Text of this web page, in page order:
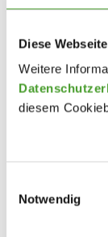
Diese
Weitere
diesem
Notwendig